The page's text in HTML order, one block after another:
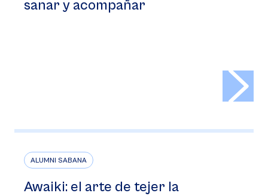
sanar y acompañar
ALUMNI SABANA
Awaiki: el arte de tejer la